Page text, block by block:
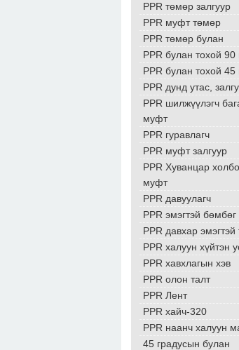
PPR төмөр залгуур
PPR муфт төмөр
PPR төмөр булан
PPR булан тохой 90
PPR булан тохой 45
PPR дунд утас,
PPR шилжүүлэгч
муфт
PPR гуравлагч
PPR муфт залгуур
PPR Хуванцар
муфт
PPR давуулагч
PPR эмэгтэй бөмбөг
PPR давхар эмэгтэй
PPR халуун хүйтэн
PPR хавхлагын хэв
PPR олон талт
PPR Лент
PPR хайч-320
PPR наанч халуун
45 градусын булан